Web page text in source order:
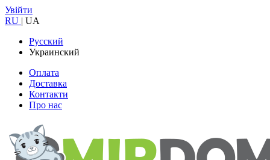
Увійти
RU | UA
Русский
Украинский
Оплата
Доставка
Контакти
Про нас